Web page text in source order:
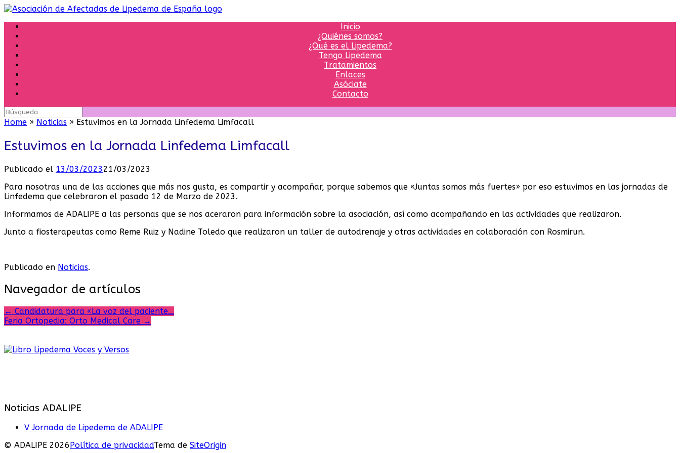
Saltar
contenido
Inicio
¿Quiénes somos?
¿Qué es el Lipedema?
Tengo Lipedema
Tratamientos
Enlaces
Asóciate
Contacto
Buscar:
Home » Noticias » Estuvimos en la Jornada Linfedema Limfacall
Estuvimos en la Jornada Linfedema Limfacall
Publicado el 13/03/202321/03/2023
Para nosotras una de las acciones que más nos gusta, es compartir y acompañar, porque sabemos que «Juntas somos más fuertes» por eso estuvimos en las jornadas de
Linfedema que celebraron el pasado 12 de Marzo de 2023.
Informamos de ADALIPE a las personas que se nos aceraron para información sobre la asociación, así como acompañando en las actividades que realizaron.
Junto a fiosterapeutas como Reme Ruiz y Nadine Toledo que realizaron un taller de autodrenaje y otras actividades en colaboración con Rosmirun.
Publicado en Noticias.
Navegador de artículos
← Candidatura para «La voz del paciente…
Feria Ortopedia: Orto Medical Care →
Noticias ADALIPE
V Jornada de Lipedema de ADALIPE
© ADALIPE 2026 Política de privacidadTema de SiteOrigin